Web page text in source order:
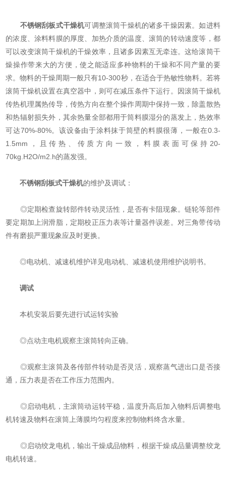
不锈钢刮板式干燥机可调整滚筒干燥机的诸多干燥因素。如进料
的浓度、涂料料膜的厚度、加热介质的温度、滚筒的转动速度等，都
可以改变滚筒干燥机的干燥效率，且诸多因素互无牵连。这给滚筒干
燥操作带来大的方便，使之能适应多种物料的干燥和不同产量的要
求。物料的干燥周期一般只有10-300秒，在适合于热敏性物料。若将
滚筒干燥机设置在真空器中，则可在减压条件下运行。因滚筒干燥机
传热机理属热传导，传热方向在整个操作周期中保持一致，除盖散热
和热辐射损失外，其余热量全部都用于筒料膜湿分的蒸发上，热效率
可达70%-80%。该设备由于涂料抹于筒壁的料膜很薄，一般在0.3-
1.5mm，且传热、传质方向一致，料膜表面可保持20-
70kg.H2O/m2.h的蒸发强。
不锈钢刮板式干燥机的维护及调试：
◎定期检查旋转部件转动灵活性，是否有卡阻现象。链轮等部件
要定期加上润滑脂，定期校正压力表等计量器件误差。对三角带传动
件有磨损严重现象应及时更换。
◎电动机、减速机维护详见电动机、减速机使用维护说明书。
调试
本机安装后要先进行试运转实验
◎点动主电机观察主滚筒转向正确。
◎观察主滚筒及各传部件转动是否灵活，观察蒸气进出口是否接
通，压力表是否在工作压力范围内。
◎启动电机，主滚筒动运转平稳，温度升高后加入物料后调整电
机转速及物料在滚筒上薄膜均匀程度来控制物料终含水量。
◎启动绞龙电机，输出干燥成品物料，根据干燥成品量调整绞龙
电机转速。